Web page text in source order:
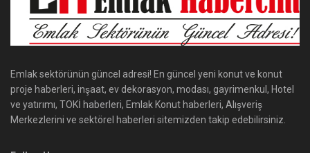
Emlak sektörünün güncel adresi! En güncel yeni konut ve konut
proje haberleri, inşaat, ev dekorasyon, modası, gayrimenkul, Hotel
ve yatırımı, TOKİ haberleri, Emlak Konut haberleri, Alışveriş
Merkezlerini ve sektörel haberleri sitemizden takip edebilirsiniz.